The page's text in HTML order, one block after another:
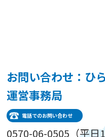
お問い合わせ：ひ
運営事務局
電話でのお問い合わせ
0570-06-0505（平日